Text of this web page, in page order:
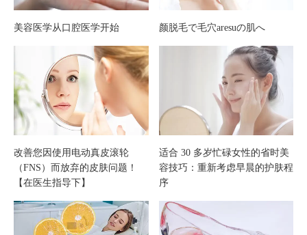
一步
肤
美容医学从口腔医学开始 颜脱毛で毛穴aresuの肌へ
改善您因使用电动真皮滚轮
（FNS）而放弃的皮肤问题！
【在医生指导下】
适合 30 多岁忙碌女性的省时美
容技巧：重新考虑早晨的护肤程
序